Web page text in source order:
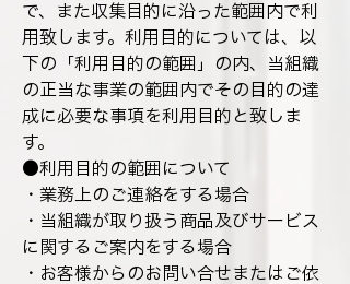
で、また収集目的に沿った範囲内で利
用致します。利用目的については、以
下の「利用目的の範囲」の内、当組織
の正当な事業の範囲内でその目的の達
成に必要な事項を利用目的と致しま
す。
●利用目的の範囲について
・業務上のご連絡をする場合
・当組織が取り扱う商品及びサービス
に関するご案内をする場合
・お客様からのお問い合せまたはご依